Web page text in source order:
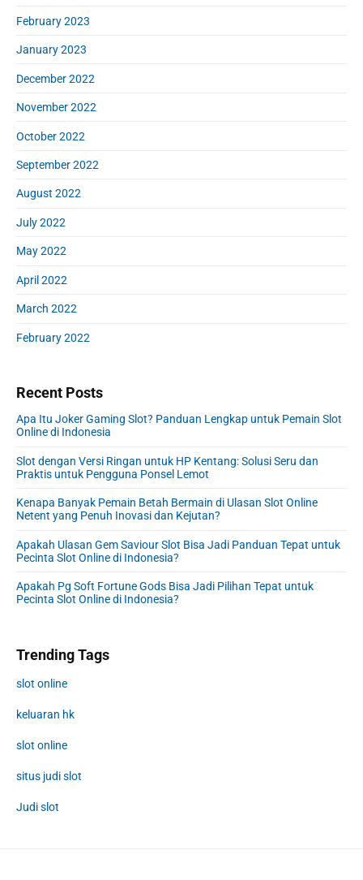
February 2023
January 2023
December 2022
November 2022
October 2022
September 2022
August 2022
July 2022
May 2022
April 2022
March 2022
February 2022
Recent Posts
Apa Itu Joker Gaming Slot? Panduan Lengkap untuk Pemain Slot
Online di Indonesia
Slot dengan Versi Ringan untuk HP Kentang: Solusi Seru dan
Praktis untuk Pengguna Ponsel Lemot
Kenapa Banyak Pemain Betah Bermain di Ulasan Slot Online
Netent yang Penuh Inovasi dan Kejutan?
Apakah Ulasan Gem Saviour Slot Bisa Jadi Panduan Tepat untuk
Pecinta Slot Online di Indonesia?
Apakah Pg Soft Fortune Gods Bisa Jadi Pilihan Tepat untuk
Pecinta Slot Online di Indonesia?
Trending Tags
slot online
keluaran hk
slot online
situs judi slot
Judi slot